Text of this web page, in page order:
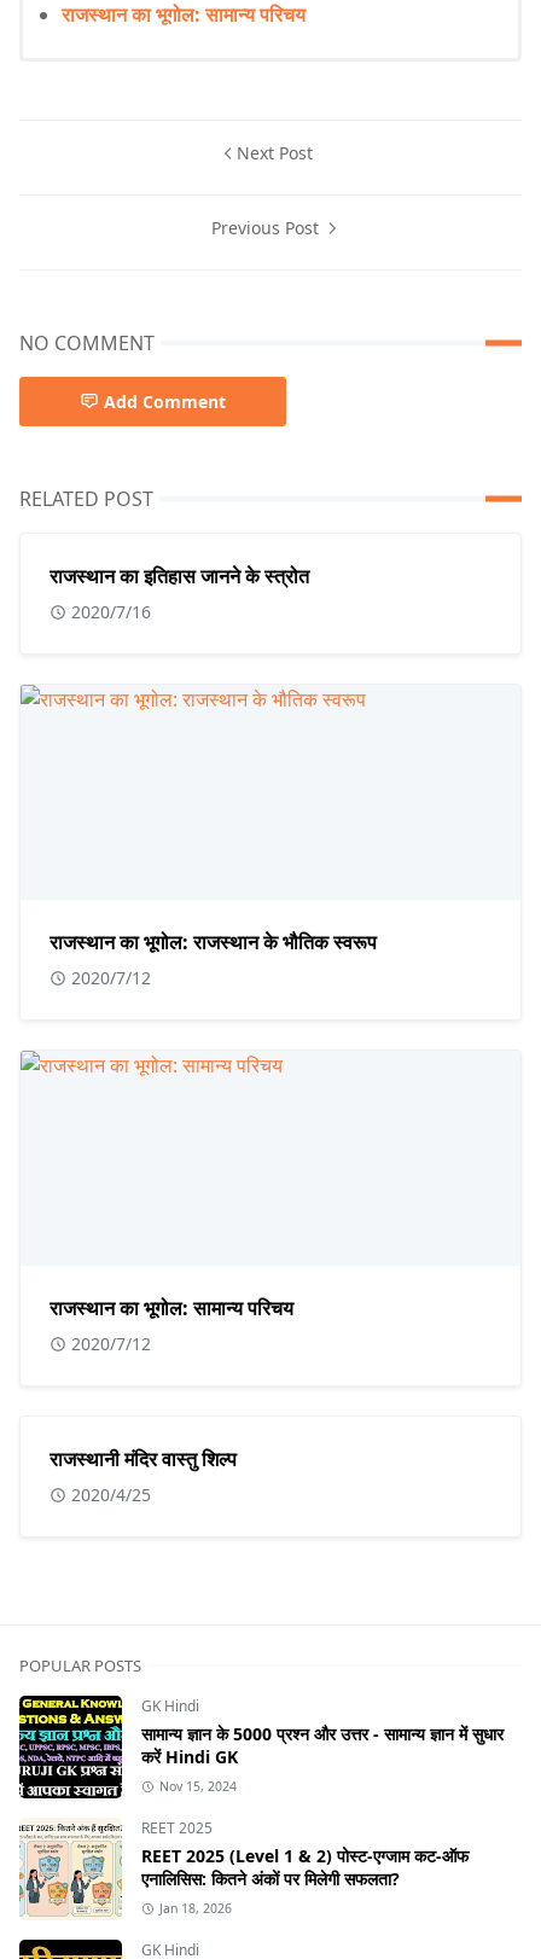
राजस्थान का भूगोल: सामान्य परिचय
Next Post
Previous Post
NO COMMENT
Add Comment
RELATED POST
राजस्थान का इतिहास जानने के स्त्रोत
2020/7/16
राजस्थान का भूगोल: राजस्थान के भौतिक स्वरूप
2020/7/12
राजस्थान का भूगोल: सामान्य परिचय
2020/7/12
राजस्थानी मंदिर वास्तु शिल्प
2020/4/25
POPULAR POSTS
GK Hindi
सामान्य ज्ञान के 5000 प्रश्न और उत्तर - सामान्य ज्ञान में सुधार
करें Hindi GK
Nov 15, 2024
REET 2025
REET 2025 (Level 1 & 2) पोस्ट-एग्जाम कट-ऑफ
एनालिसिस: कितने अंकों पर मिलेगी सफलता?
Jan 18, 2026
GK Hindi